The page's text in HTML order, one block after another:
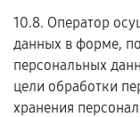
10.8. Оператор
данных в форме,
персональных
цели обработки
хранения